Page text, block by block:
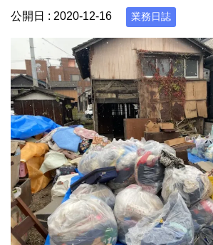
公開日 : 2020-12-16 業務日誌